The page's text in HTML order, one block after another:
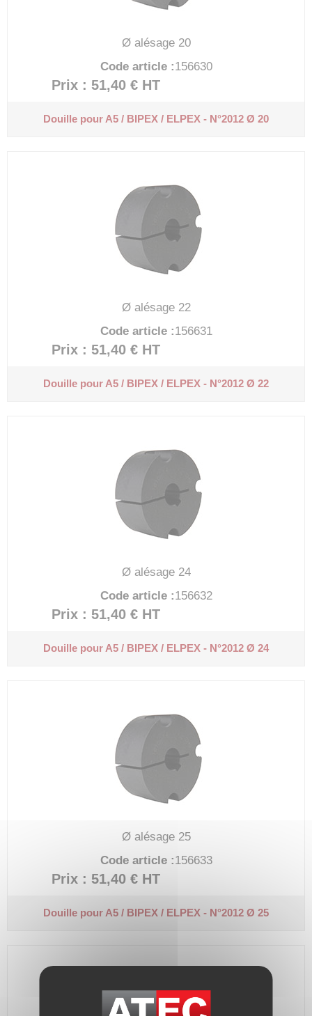
Ø alésage 20
Code article :156630
Prix : 51,40 € HT
Douille pour A5 / BIPEX / ELPEX - N°2012 Ø 20
Ø alésage 22
Code article :156631
Prix : 51,40 € HT
Douille pour A5 / BIPEX / ELPEX - N°2012 Ø 22
Ø alésage 24
Code article :156632
Prix : 51,40 € HT
Douille pour A5 / BIPEX / ELPEX - N°2012 Ø 24
Ø alésage 25
Code article :156633
Prix : 51,40 € HT
Douille pour A5 / BIPEX / ELPEX - N°2012 Ø 25